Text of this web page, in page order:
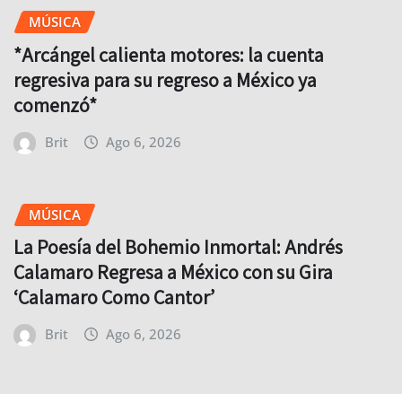
MÚSICA
*Arcángel calienta motores: la cuenta
regresiva para su regreso a México ya
comenzó*
Brit Ago 6, 2026
MÚSICA
La Poesía del Bohemio Inmortal: Andrés
Calamaro Regresa a México con su Gira
‘Calamaro Como Cantor’
Brit Ago 6, 2026